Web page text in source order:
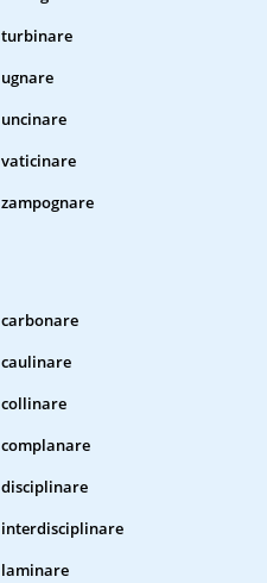
turbinare
ugnare
uncinare
vaticinare
zampognare
carbonare
caulinare
collinare
complanare
disciplinare
interdisciplinare
laminare